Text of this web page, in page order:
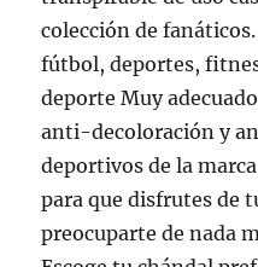
colección de
fútbol, deportes,
deporte Muy
anti-decoloración y
deportivos de la
para que disfrutes de
preocuparte de nada